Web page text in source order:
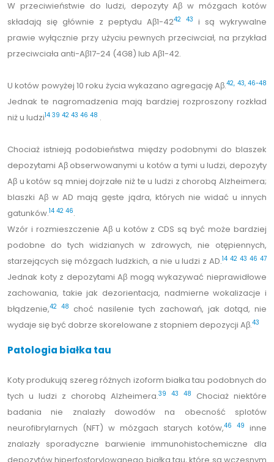
W przeciwieństwie do ludzi, depozyty Aβ w mózgach kotów
składają się głównie z peptydu Aβ1-4242 43
i są wykrywalne
prawie wyłącznie przy użyciu pewnych przeciwciał, na przykład
przeciwciała anti-Aβ17-24 (4G8) lub Aβ1-42.
U kotów powyżej 10 roku życia wykazano agregację Aβ.42, 43, 46-48
Jednak te nagromadzenia mają bardziej rozproszony rozkład
niż u ludzi14 39 42 43 46 48 .
Chociaż istnieją podobieństwa między podobnymi do blaszek
depozytami Aβ obserwowanymi u kotów a tymi u ludzi, depozyty
Aβ u kotów są mniej dojrzałe niż te u ludzi z chorobą Alzheimera;
blaszki Aβ w AD mają gęste jądra, których nie widać u innych
gatunków.14 42 46.
Wzór i rozmieszczenie Aβ u kotów z CDS są być może bardziej
podobne do tych widzianych w zdrowych, nie otępiennych,
starzejących się mózgach ludzkich, a nie u ludzi z AD.14 42 43 46 47
Jednak koty z depozytami Aβ mogą wykazywać nieprawidłowe
zachowania, takie jak dezorientacja, nadmierne wokalizacje i
błądzenie,42 48
choć nasilenie tych zachowań, jak dotąd, nie
wydaje się być dobrze skorelowane z stopniem depozycji Aβ.43
Patologia białka tau
Koty produkują szereg różnych izoform białka tau podobnych do
tych u ludzi z chorobą Alzheimera.39 43 48
Chociaż niektóre
badania nie znalazły dowodów na obecność splotów
neurofibrylarnych (NFT) w mózgach starych kotów,46 49
inne
znalazły sporadyczne barwienie immunohistochemiczne dla